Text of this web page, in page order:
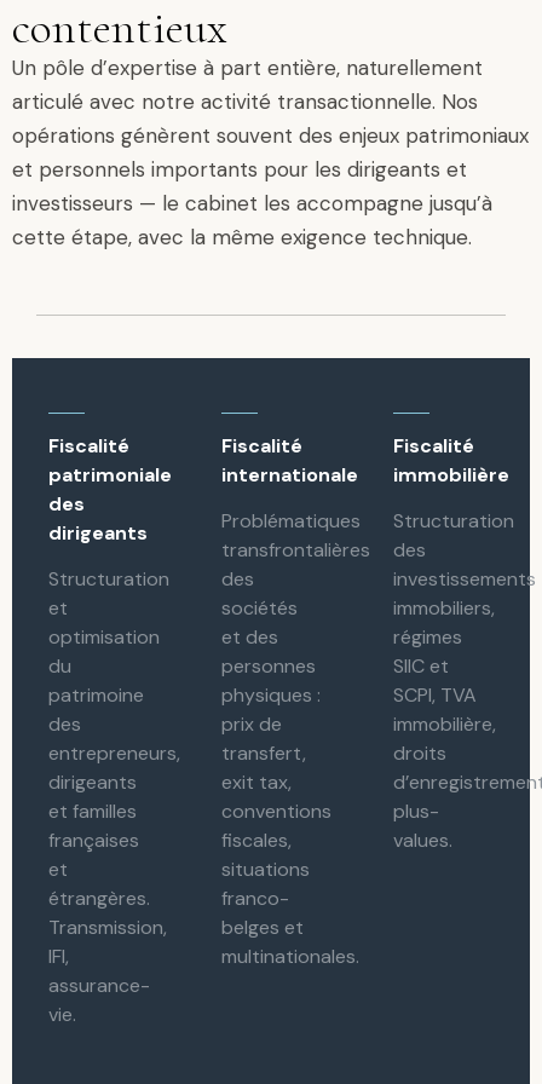
contentieux
Un pôle d’expertise à part entière, naturellement
articulé avec notre activité transactionnelle. Nos
opérations génèrent souvent des enjeux patrimoniaux
et personnels importants pour les dirigeants et
investisseurs — le cabinet les accompagne jusqu’à
cette étape, avec la même exigence technique.
Fiscalité
patrimoniale
des
dirigeants
Structuration
et
optimisation
du
patrimoine
des
entrepreneurs,
dirigeants
et familles
françaises
et
étrangères.
Transmission,
IFI,
assurance-
vie.
Fiscalité
internationale
Problématiques
transfrontalières
des
sociétés
et des
personnes
physiques :
prix de
transfert,
exit tax,
conventions
fiscales,
situations
franco-
belges et
multinationales.
Fiscalité
immobilière
Structuration
des
investissements
immobiliers,
régimes
SIIC et
SCPI, TVA
immobilière,
droits
plus-
values.